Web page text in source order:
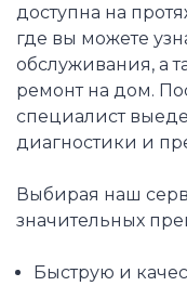
доступна на
где вы можете
обслуживания, а
ремонт на дом.
специалист
диагностики и
Выбирая наш
значительных
Быструю и